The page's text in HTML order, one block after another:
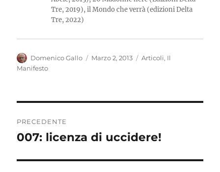
Tre, 2019), il Mondo che verrà (edizioni Delta
Tre, 2022)
Autore
Domenico Gallo
Pubblicato
Marzo 2, 2013 Categorie
Articoli, Il
Manifesto
articoli
PRECEDENTE
Articolo
007: licenza di uccidere!